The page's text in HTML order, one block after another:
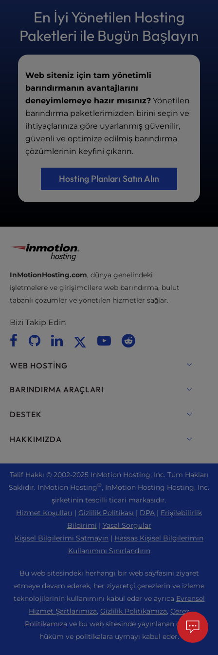
sunucunun temel işlevselliğini garanti eder.
ve bakımını yapar.
birçok temel eklenti ve hizmet içerir
Buna karşılık, yönetilmeyen barındırma
genellikle birçok gerekli hizmeti hariç tutar ve
sonuçta toplam aylık maliyeti yönetilen
ek gizli ücretlerle birlikte gelebilir.
En İyi Yönetilen Hosting
Paketleri ile Bugün Başlayın
Web siteniz için tam yönetimli
barındırmanın avantajlarını
deneyimlemeye hazır mısınız? Yönetilen
barındırma paketlerimizden birini seçin ve
ihtiyaçlarınıza göre uyarlanmış güvenilir,
güvenli ve optimize edilmiş barındırma
çözümlerinin keyfini çıkarın.
Hosting Planları Satın Alın
InMotionHosting.com, dünya genelindeki
işletmelere ve girişimcilere web barındırma, bulut
tabanlı çözümler ve yönetilen hizmetler sağlar.
Bizi Takip Edin
WEB HOSTING
Paylaşımlı Barındırma
WordPress için UltraStack ONE
Bulut VPS
Adanmış Sunucu Barındırma
Çıplak Metal Sunucular
Kurumsal Barındırma Çözümleri
OpenMetal Bulut IaaS
Bayi VPS
Minecraft Sunucu Barındırma
e-Ticaret Barındırma
BARINDIRMA ARAÇLARI
WordPress
Joomla Barındırma
cPanel Barındırma
PHP Barındırma
Magento Barındırma
PrestaShop Barındırma
Laravel Barındırma
Ubuntu Barındırma
Linux Barındırma
WordPress Web Sitesi Oluşturucu
Alan Adları
DESTEK
Canlı Sohbet
+44 2045 763722
Destek Merkezi
Toplum Desteği
WordPress Öğreticiler
Yönetilen Barındırma
Web Sitesi Geçişleri
Veri Merkezi Konumları
HAKKIMIZDA
Bize Ulaşın
Hakkımızda
Haberler
Ortaklık Programı
Öğrenci Web Hosting
Site Haritası
Manually Manage
Erişilebilirlik (ADA) Ayarları
Telif Hakkı © 2002-2025 InMotion Hosting, Inc. Tüm Hakları
Saklıdır. InMotion Hosting®, InMotion Hosting Hosting, Inc.
şirketinin tescilli ticari markasıdır.
Hizmet Koşulları | Gizlilik Politikası | DPA | Erişilebilirlik
Bildirimi | Yasal Sorgular
Kişisel Bilgilerimi Satmayın | Hassas Kişisel Bilgilerimin
Kullanımını Sınırlandırın
Bu web sitesindeki herhangi bir web sayfasını ziyaret
etmeye devam ederek, her ziyaretçi çerezlerin ve izleme
teknolojilerinin kullanımını kabul eder ve ayrıca Evrensel
Hizmet Şartlarımıza, Gizlilik Politikamıza, Çerez
Politikamıza ve bu web sitesinde yayınlanan diğer
hüküm ve politikalara uymayı kabul eder.